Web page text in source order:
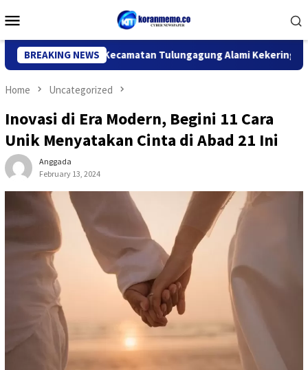
to
Menu
BREAKING NEWS
9 Desa di 6 Kecamatan Tulungagung Alami Kekeringan
Home Uncategorized
Inovasi di Era Modern, Begini 11 Cara
Unik Menyatakan Cinta di Abad 21 Ini
Anggada
February 13, 2024